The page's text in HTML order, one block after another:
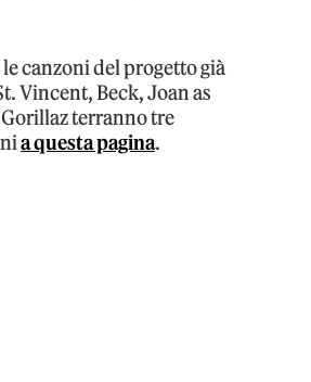
canzoni del progetto già
Vincent, Beck, Joan as
terranno tre
a questa pagina.